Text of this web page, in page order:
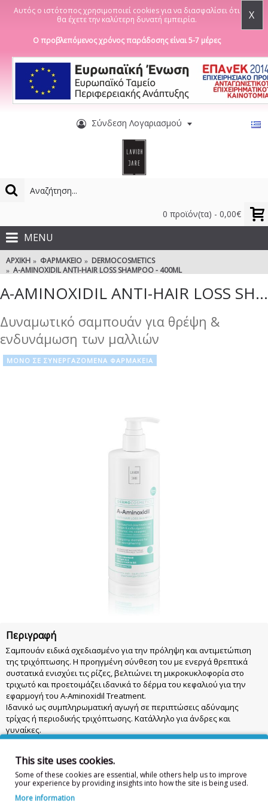
Αυτός ο ιστότοπος χρησιμοποιεί cookies για να διασφαλίσει ότι
θα έχετε την καλύτερη δυνατή εμπειρία.
X
Ο προβλεπόμενος χρόνος παράδοσης είναι 5-7 μέρες
Σύνδεση Λογαριασμού
0 προϊόν(τα) - 0,00€
MENU
ΑΡΧΙΚΉ ΦΑΡΜΑΚΕΊΟ
DERMOCOSMETICS
A-AMINOXIDIL ANTI-HAIR LOSS SHAMPOO - 400ML
A-AMINOXIDIL ANTI-HAIR LOSS SHAMPOO - 400ML
Δυναμωτικό σαμπουάν για θρέψη &
ενδυνάμωση των μαλλιών
ΜΟΝΟ ΣΕ ΣΥΝΕΡΓΑΖΟΜΕΝΑ ΦΑΡΜΑΚΕΙΑ
Περιγραφή
Σαμπουάν ειδικά σχεδιασμένο για την πρόληψη και αντιμετώπιση
της τριχόπτωσης. Η προηγμένη σύνθεση του με ενεργά θρεπτικά
συστατικά ενισχύει τις ρίζες, βελτιώνει τη μικροκυκλοφορία στο
τριχωτό και προετοιμάζει ιδανικά το δέρμα του κεφαλιού για την
εφαρμογή του A-Aminoxidil Treatment.
Ιδανικό ως συμπληρωματική αγωγή σε περιπτώσεις αδύναμης
τρίχας ή περιοδικής τριχόπτωσης. Κατάλληλο για άνδρες και
γυναίκες.
Με φρουτώδες άρωμα με νότες από περγαμόντο, λεμόνι, τζίντζερ,
Χρήση: Εφαρμόστε σε βρεγμένα μαλλιά και κάντε απαλό μασάζ στο
τριχωτό.
Αφήστε το προϊόν να δράσει για 3 λεπτά και στη συνέχεια ξεπλύνετε
καλά. Να φυλάσσεται μακριά απο παιδιά.
This site uses cookies.
Some of these cookies are essential, while others help us to improve
your experience by providing insights into how the site is being used.
More information